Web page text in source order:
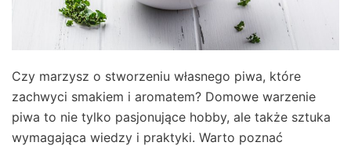
Czy marzysz o stworzeniu własnego piwa, które
zachwyci smakiem i aromatem? Domowe warzenie
piwa to nie tylko pasjonujące hobby, ale także sztuka
wymagająca wiedzy i praktyki. Warto poznać